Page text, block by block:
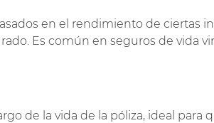
en el rendimiento de ciertas
Es común en seguros de vida
de la vida de la póliza, ideal para